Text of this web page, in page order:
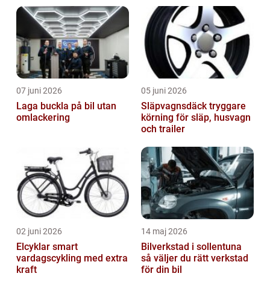
artikel kommer vi att utforsk...
07 juni 2026
Laga buckla på bil utan
omlackering
05 juni 2026
Släpvagnsdäck tryggare
körning för släp, husvagn
och trailer
02 juni 2026
Elcyklar smart
vardagscykling med extra
kraft
14 maj 2026
Bilverkstad i sollentuna
så väljer du rätt verkstad
för din bil